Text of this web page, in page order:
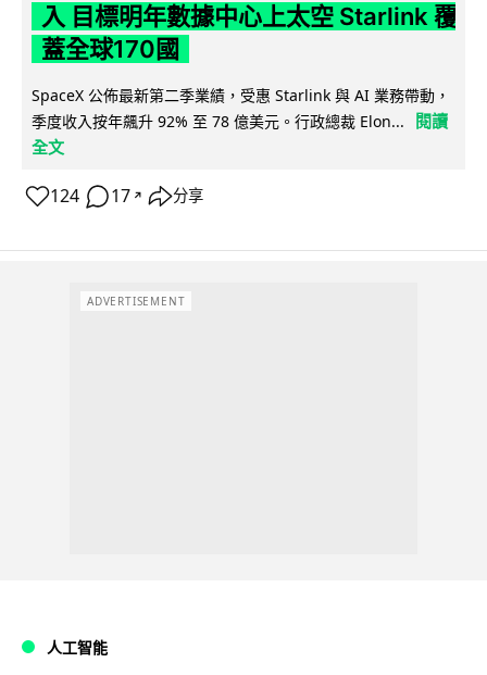
入 目標明年數據中心上太空 Starlink 覆
蓋全球170國
SpaceX 公佈最新第二季業績，受惠 Starlink 與 AI 業務帶動，
季度收入按年飆升 92% 至 78 億美元。行政總裁 Elon...
閱讀
全文
124 17 ↗ 分享
ADVERTISEMENT
人工智能